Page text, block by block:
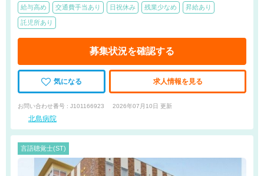
給与高め 交通費手当あり 日祝休み 残業少なめ 昇給あり
託児所あり
募集状況を確認する
気になる 求人情報を見る
お問い合わせ番号 : J101166923 2026年07月10日 更新
北島病院
言語聴覚士(ST)